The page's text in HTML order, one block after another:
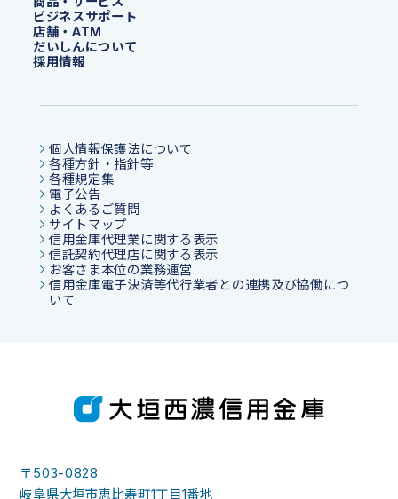
ビジネスサポート
店舗・ATM
だいしんについて
採用情報
個人情報保護法について
各種方針・指針等
各種規定集
電子公告
よくあるご質問
サイトマップ
信用金庫代理業に関する表示
信託契約代理店に関する表示
お客さま本位の業務運営
信用金庫電子決済等代行業者との連携及び協働につ
いて
〒503-0828
岐阜県大垣市恵比寿町1丁目1番地